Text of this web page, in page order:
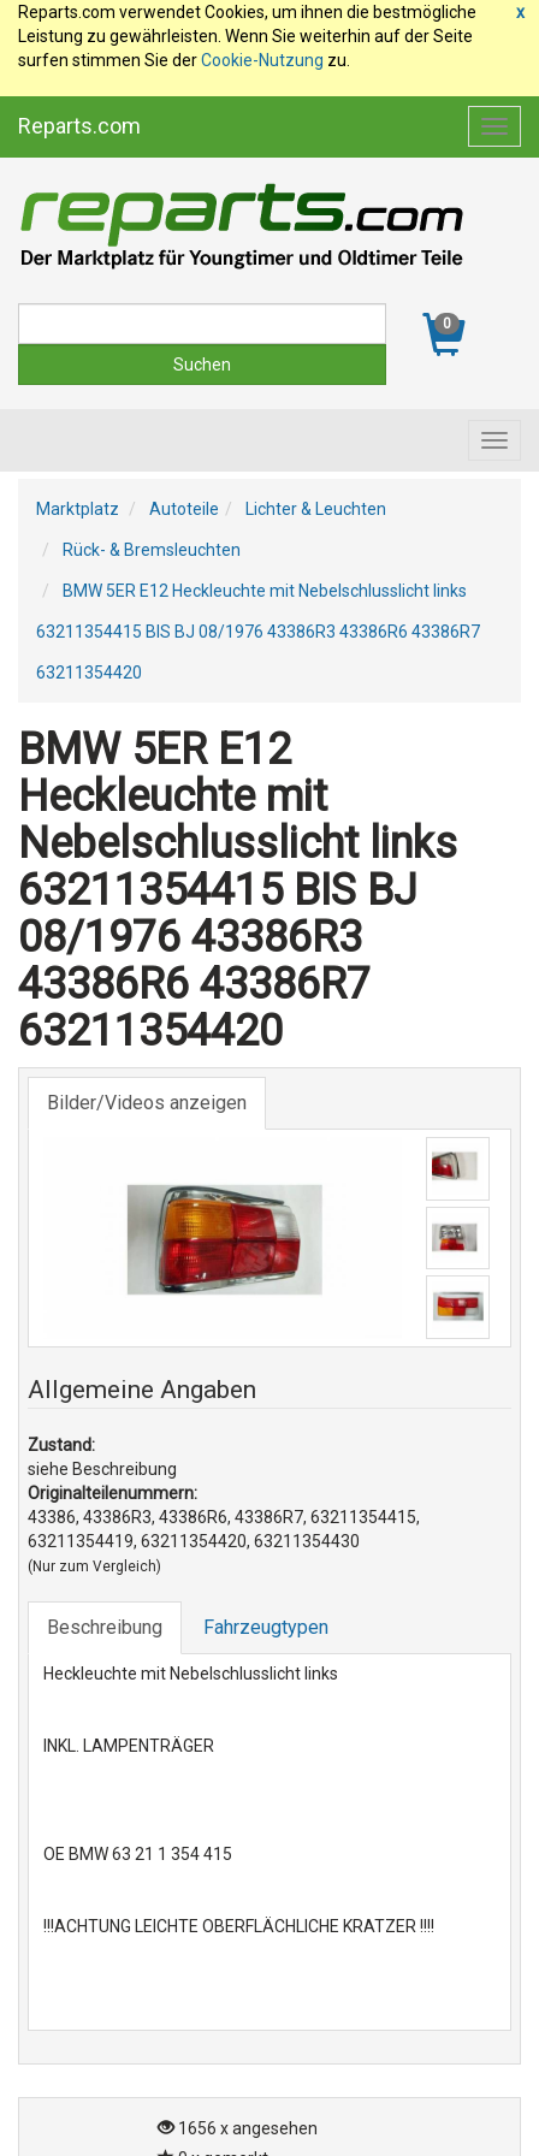
x
Reparts.com verwendet Cookies, um ihnen die bestmögliche
Leistung zu gewährleisten. Wenn Sie weiterhin auf der Seite
surfen stimmen Sie derCookie-Nutzung zu.
Reparts.com
0
Marktplatz Autoteile Lichter & Leuchten
Rück- & Bremsleuchten
BMW 5ER E12 Heckleuchte mit Nebelschlusslicht links
63211354415 BIS BJ 08/1976 43386R3 43386R6 43386R7
63211354420
BMW 5ER E12
Heckleuchte mit
Nebelschlusslicht links
63211354415 BIS BJ
08/1976 43386R3
43386R6 43386R7
63211354420
Bilder/Videos anzeigen
Allgemeine Angaben
Zustand:
siehe Beschreibung
Originalteilenummern:
43386, 43386R3, 43386R6, 43386R7, 63211354415,
63211354419, 63211354420, 63211354430
(Nur zum Vergleich)
Beschreibung Fahrzeugtypen
Heckleuchte mit Nebelschlusslicht links
INKL. LAMPENTRÄGER
OE BMW 63 21 1 354 415
!!!ACHTUNG LEICHTE OBERFLÄCHLICHE KRATZER !!!!
1656 x angesehen